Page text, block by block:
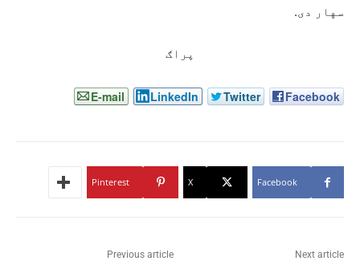
سهار دی.
پراګ
Facebook
Twitter
LinkedIn
E-mail
Facebook
X
Pinterest
Previous article Next article